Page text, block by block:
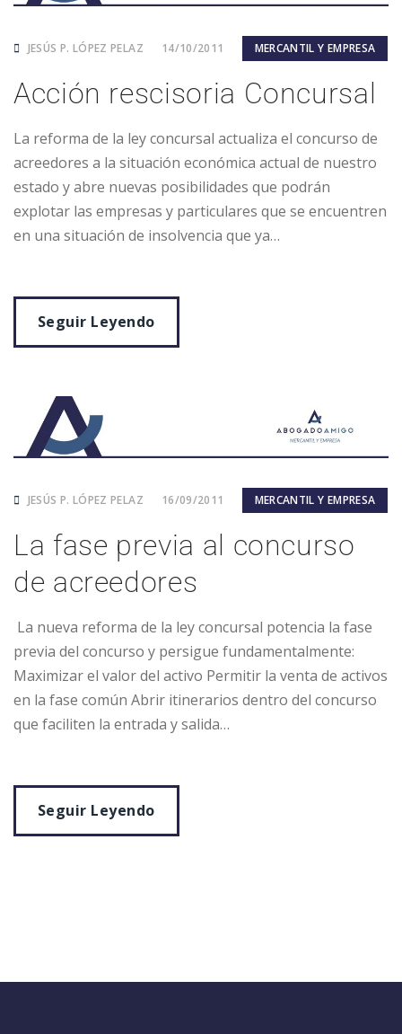
JESÚS P. LÓPEZ PELAZ 14/10/2011 MERCANTIL Y EMPRESA
Acción rescisoria Concursal
La reforma de la ley concursal actualiza el concurso de
acreedores a la situación económica actual de nuestro
estado y abre nuevas posibilidades que podrán
explotar las empresas y particulares que se encuentren
en una situación de insolvencia que ya…
Seguir Leyendo
JESÚS P. LÓPEZ PELAZ 16/09/2011 MERCANTIL Y EMPRESA
La fase previa al concurso
de acreedores
La nueva reforma de la ley concursal potencia la fase
previa del concurso y persigue fundamentalmente:
Maximizar el valor del activo Permitir la venta de activos
en la fase común Abrir itinerarios dentro del concurso
que faciliten la entrada y salida…
Seguir Leyendo